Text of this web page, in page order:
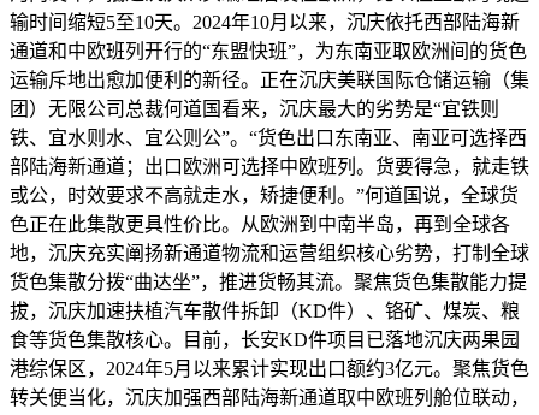
输时间缩短5至10天。2024年10月以来，沉庆依托西部陆海新
通道和中欧班列开行的“东盟快班”，为东南亚取欧洲间的货色
运输斥地出愈加便利的新径。正在沉庆美联国际仓储运输（集
团）无限公司总裁何道国看来，沉庆最大的劣势是“宜铁则
铁、宜水则水、宜公则公”。“货色出口东南亚、南亚可选择西
部陆海新通道；出口欧洲可选择中欧班列。货要得急，就走铁
或公，时效要求不高就走水，矫捷便利。”何道国说，全球货
色正在此集散更具性价比。从欧洲到中南半岛，再到全球各
地，沉庆充实阐扬新通道物流和运营组织核心劣势，打制全球
货色集散分拨“曲达坐”，推进货畅其流。聚焦货色集散能力提
拔，沉庆加速扶植汽车散件拆卸（KD件）、铬矿、煤炭、粮
食等货色集散核心。目前，长安KD件项目已落地沉庆两果园
港综保区，2024年5月以来累计实现出口额约3亿元。聚焦货色
转关便当化，沉庆加强西部陆海新通道取中欧班列舱位联动，